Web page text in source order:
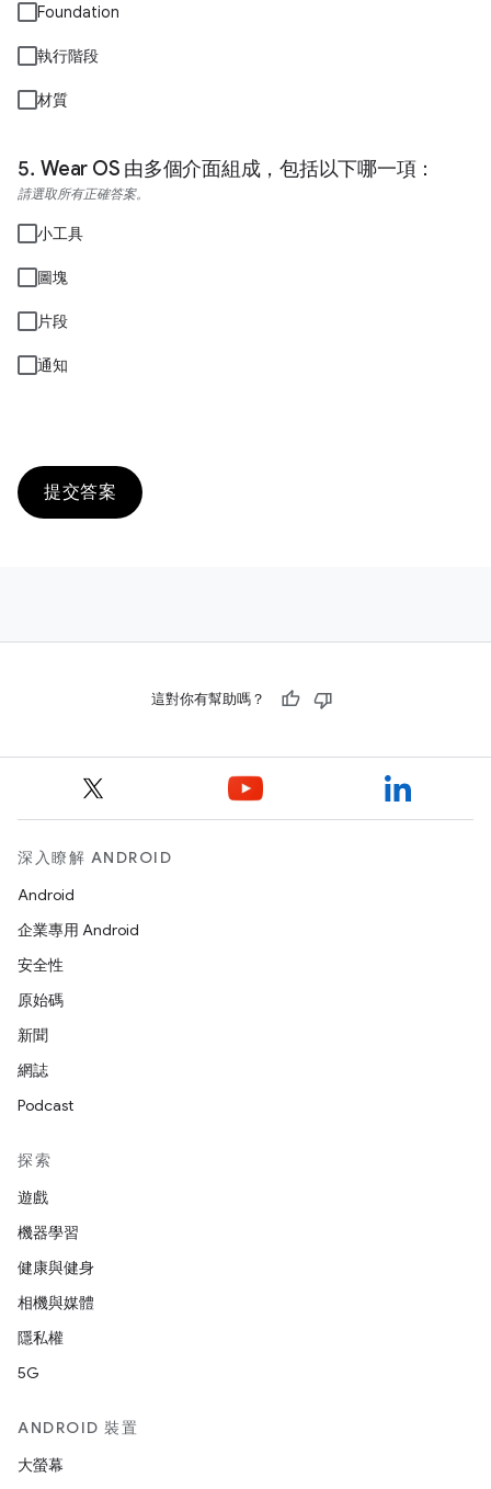
Foundation
執行階段
材質
Wear OS 由多個介面組成，包括以下哪一項：
請選取所有正確答案。
小工具
圖塊
片段
通知
提交答案
這對你有幫助嗎？
深入瞭解 ANDROID
Android
企業專用 Android
安全性
原始碼
新聞
網誌
Podcast
探索
遊戲
機器學習
健康與健身
相機與媒體
隱私權
5G
ANDROID 裝置
大螢幕